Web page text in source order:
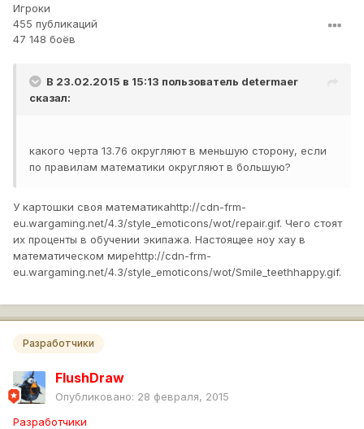
Игроки
455 публикаций
47 148 боёв
В 23.02.2015 в 15:13 пользователь determaer
сказал:
какого черта 13.76 округляют в меньшую сторону, если
по правилам математики округляют в большую?
У картошки своя математикаhttp://cdn-frm-
eu.wargaming.net/4.3/style_emoticons/wot/repair.gif. Чего стоят
их проценты в обучении экипажа. Настоящее ноу хау в
математическом миреhttp://cdn-frm-
eu.wargaming.net/4.3/style_emoticons/wot/Smile_teethhappy.gif.
Разработчики
FlushDraw
Опубликовано: 28 февраля, 2015
Разработчики